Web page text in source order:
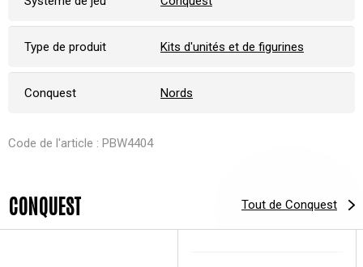
Type de produit Kits d'unités et de figurines
Conquest Nords
Code de l'article : PBW4404
CONQUEST Tout de Conquest